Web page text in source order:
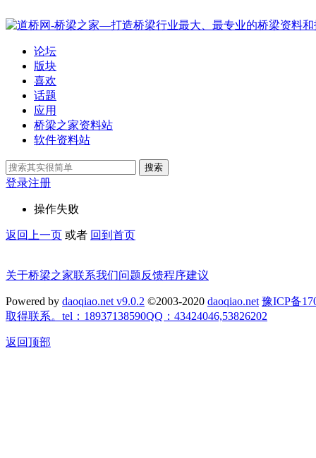
论坛
版块
喜欢
话题
应用
桥梁之家资料站
软件资料站
搜索
登录注册
操作失败
返回上一页 或者 回到首页
关于桥梁之家联系我们问题反馈程序建议
Powered by daoqiao.net v9.0.2 ©2003-2020 daoqiao.net 豫ICP备
取得联系。tel：18937138590QQ：43424046,53826202
返回顶部